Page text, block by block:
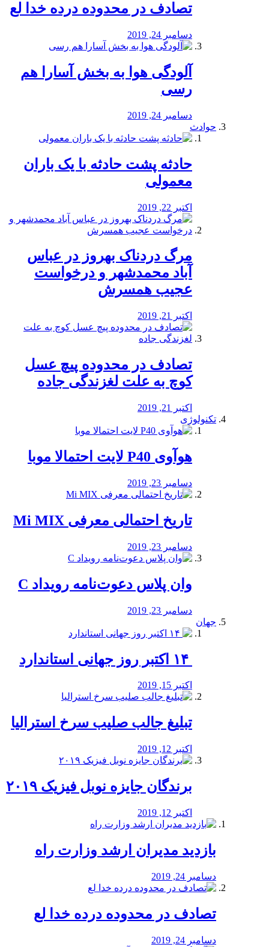
تصادف در محدوده درده خدا لع
دسامبر 24, 2019
آلودگی هوا به بخش آسارا هم
رسی
دسامبر 24, 2019
حوادث
️حادثه پشت حادثه با یک باران
معمولی
اکتبر 22, 2019
مرگ دردناک بهروز در عباس
آباد محمدشهر و درخواست
عجیب همسرش
اکتبر 21, 2019
تصادف در محدوده پیچ عسل
کوچ به علت لغزندگی جاده
اکتبر 21, 2019
تکنولوژی
هوآوی P40 لایت احتمالا موبا
دسامبر 23, 2019
تاریخ احتمالی معرفی Mi MIX
دسامبر 23, 2019
وان پلاس دعوت‌نامه رویداد C
دسامبر 23, 2019
جهان
اکتبر 15, 2019
تبلیغ جالب صلیب سرخ استرالیا
اکتبر 12, 2019
برندگان جایزه نوبل فیزیک ۲۰۱۹
اکتبر 12, 2019
بازدید مدیران ارشد وزارت راه
دسامبر 24, 2019
تصادف در محدوده درده خدا لع
دسامبر 24, 2019